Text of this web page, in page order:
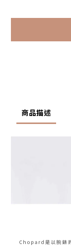
商品描述